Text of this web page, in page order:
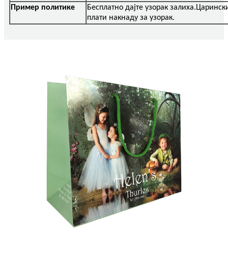
Пример политике
Бесплатно дајте узорак
плати накнаду за узорак.